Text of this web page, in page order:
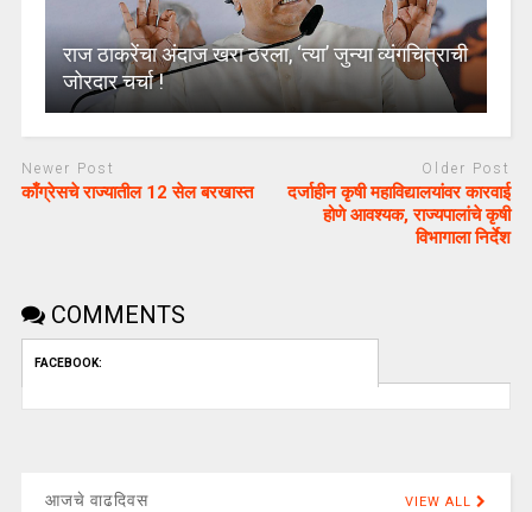
राज ठाकरेंचा अंदाज खरा ठरला, ‘त्या’ जुन्या व्यंगचित्राची
जोरदार चर्चा !
Newer Post
काँग्रेसचे राज्यातील 12 सेल बरखास्त
Older Post
दर्जाहीन कृषी महाविद्यालयांवर कारवाई
होणे आवश्यक, राज्यपालांचे कृषी
विभागाला निर्देश
COMMENTS
FACEBOOK:
आजचे वाढदिवस VIEW ALL